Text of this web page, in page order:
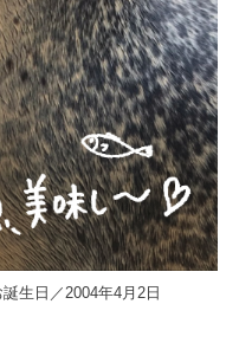
生日／2004年4月2日